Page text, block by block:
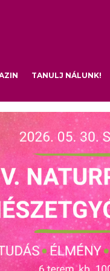
TANULJ NÁLUNK!